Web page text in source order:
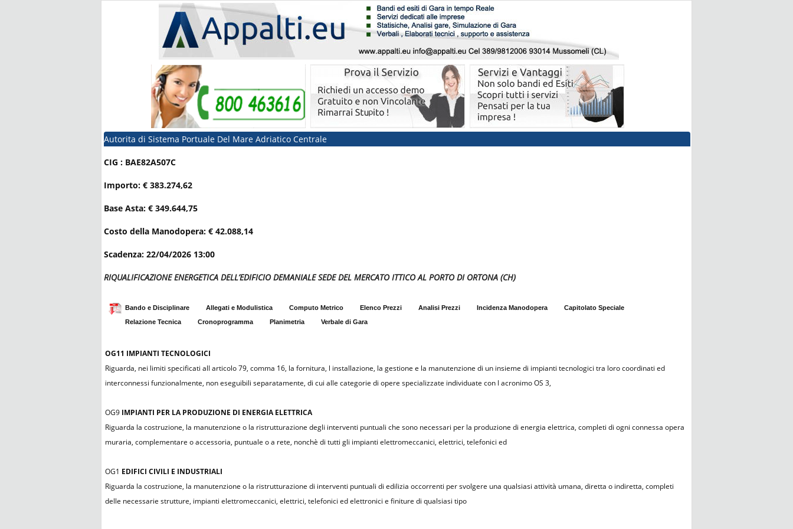
Autorita di Sistema Portuale Del Mare Adriatico Centrale
CIG : BAE82A507C
Importo: € 383.274,62
Base Asta: € 349.644,75
Costo della Manodopera: € 42.088,14
Scadenza: 22/04/2026 13:00
RIQUALIFICAZIONE ENERGETICA DELL’EDIFICIO DEMANIALE SEDE DEL MERCATO ITTICO AL PORTO DI ORTONA (CH)
Bando e Disciplinare Allegati e Modulistica Computo Metrico Elenco Prezzi Analisi Prezzi Incidenza Manodopera
Capitolato Speciale
Relazione Tecnica
Cronoprogramma Planimetria Verbale di Gara
OG11 IMPIANTI TECNOLOGICI
Riguarda, nei limiti specificati all articolo 79, comma 16, la fornitura, l installazione, la gestione e la manutenzione di un insieme di impianti tecnologici tra loro coordinati ed
interconnessi funzionalmente, non eseguibili separatamente, di cui alle categorie di opere specializzate individuate con l acronimo OS 3,
OG9 IMPIANTI PER LA PRODUZIONE DI ENERGIA ELETTRICA
Riguarda la costruzione, la manutenzione o la ristrutturazione degli interventi puntuali che sono necessari per la produzione di energia elettrica, completi di ogni connessa opera
muraria, complementare o accessoria, puntuale o a rete, nonchè di tutti gli impianti elettromeccanici, elettrici, telefonici ed
OG1 EDIFICI CIVILI E INDUSTRIALI
Riguarda la costruzione, la manutenzione o la ristrutturazione di interventi puntuali di edilizia occorrenti per svolgere una qualsiasi attività umana, diretta o indiretta, completi
delle necessarie strutture, impianti elettromeccanici, elettrici, telefonici ed elettronici e finiture di qualsiasi tipo